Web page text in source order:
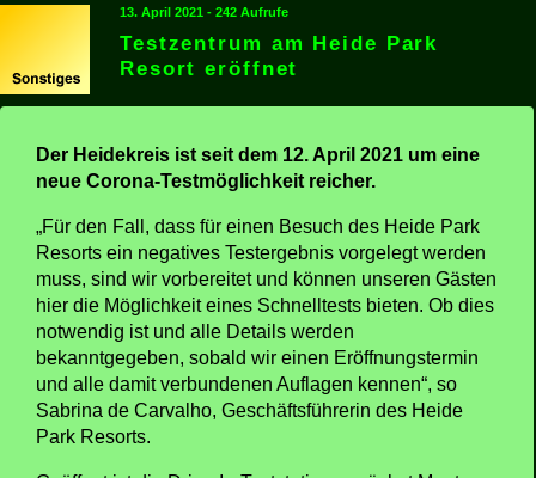
13. April 2021 - 242 Aufrufe
Testzentrum am Heide Park
Resort eröffnet
Der Heidekreis ist seit dem 12. April 2021 um eine
neue Corona-Testmöglichkeit reicher.
„Für den Fall, dass für einen Besuch des Heide Park
Resorts ein negatives Testergebnis vorgelegt werden
muss, sind wir vorbereitet und können unseren Gästen
hier die Möglichkeit eines Schnelltests bieten. Ob dies
notwendig ist und alle Details werden
bekanntgegeben, sobald wir einen Eröffnungstermin
und alle damit verbundenen Auflagen kennen“, so
Sabrina de Carvalho, Geschäftsführerin des Heide
Park Resorts.